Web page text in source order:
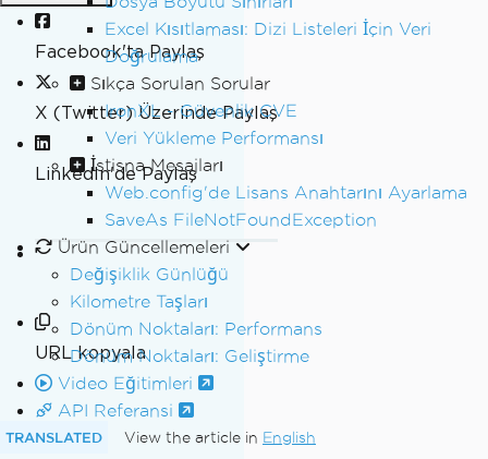
Excel Kısıtlaması: Dizi Listeleri İçin Veri
Doğrulama
Sıkça Sorulan Sorular
IronXL - Güvenlik CVE
Veri Yükleme Performansı
İstisna Mesajları
Web.config'de Lisans Anahtarını Ayarlama
SaveAs FileNotFoundException
Ürün Güncellemeleri
Değişiklik Günlüğü
Kilometre Taşları
Dönüm Noktaları: Performans
Dönüm Noktaları: Geliştirme
Video Eğitimleri
API Referansi
Facebook'ta Paylaş
X (Twitter) Üzerinde Paylaş
LinkedIn'de Paylaş
URL kopyala
TRANSLATED View the article in English